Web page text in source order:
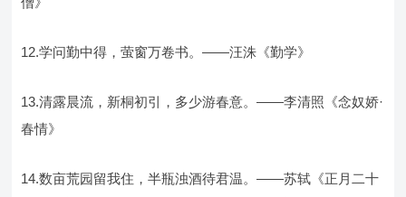
12.学问勤中得，萤窗万卷书。——汪洙《勤学》
13.清露晨流，新桐初引，多少游春意。——李清照《念奴娇·
春情》
14.数亩荒园留我住，半瓶浊酒待君温。——苏轼《正月二十